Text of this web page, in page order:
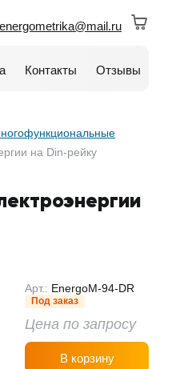
Контакты Отзывы
на Din-рейку
Арт.: EnergoM-94-DR
Под заказ
Цена по запросу
В корзину